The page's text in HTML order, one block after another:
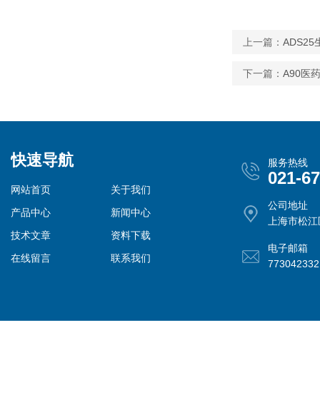
上一篇： ADS25
下一篇： A90医
快速导航
网站首页
关于我们
产品中心
新闻中心
技术文章
资料下载
在线留言
联系我们
服务热线
021-
公司地址
上海市松
电子邮箱